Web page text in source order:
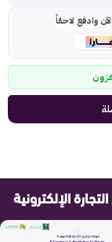
وادفع لاحقاً
الإلكترونية